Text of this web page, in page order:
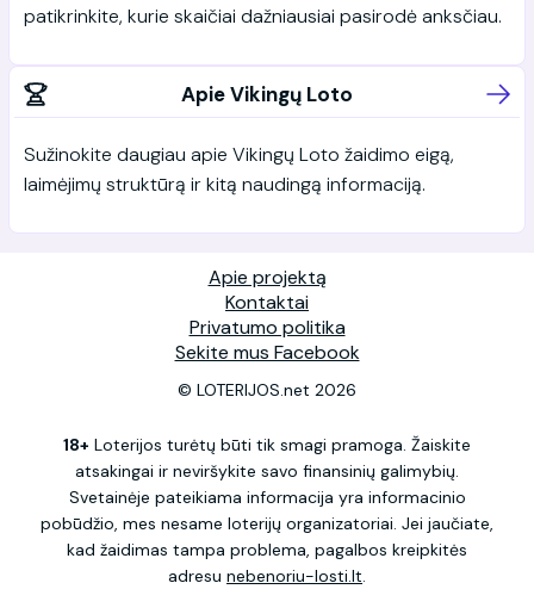
patikrinkite, kurie skaičiai dažniausiai pasirodė anksčiau.
Apie Vikingų Loto
Sužinokite daugiau apie Vikingų Loto žaidimo eigą,
laimėjimų struktūrą ir kitą naudingą informaciją.
Apie projektą
Kontaktai
Privatumo politika
Sekite mus Facebook
© LOTERIJOS.net 2026
18+ Loterijos turėtų būti tik smagi pramoga. Žaiskite
atsakingai ir neviršykite savo finansinių galimybių.
Svetainėje pateikiama informacija yra informacinio
pobūdžio, mes nesame loterijų organizatoriai. Jei jaučiate,
kad žaidimas tampa problema, pagalbos kreipkitės
adresu nebenoriu-losti.lt